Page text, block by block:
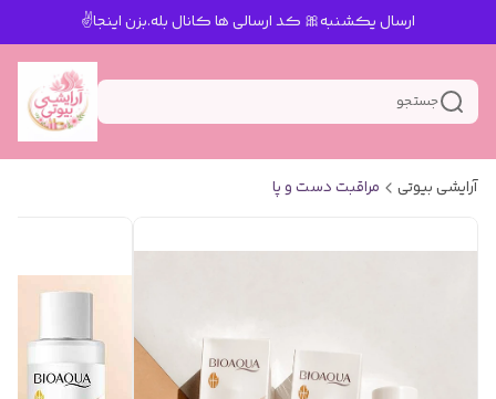
ارسال یکشنبه🎀 کد ارسالی ها کانال بله.بزن اینجا✌️
جستجو
آرایشی بیوتی مراقبت دست و پا